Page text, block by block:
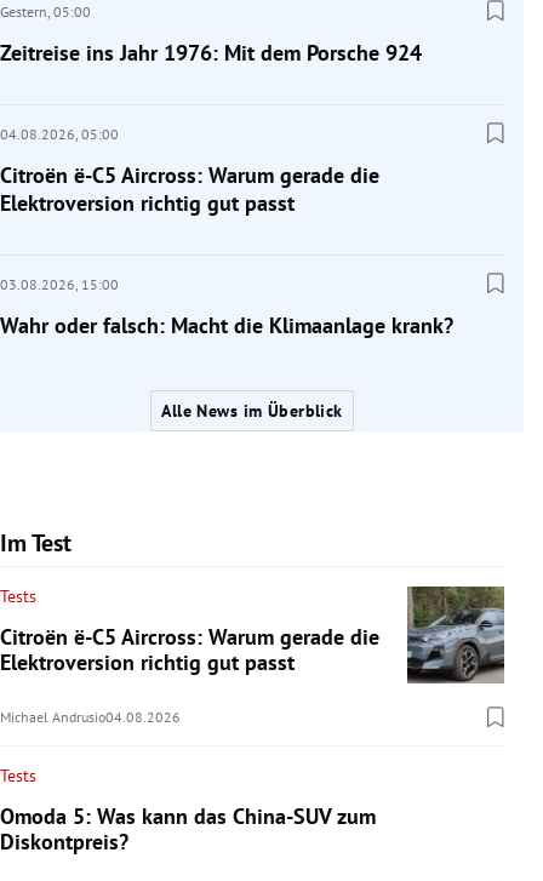
Gestern, 05:00
Zeitreise ins Jahr 1976: Mit dem Porsche 924
04.08.2026, 05:00
Citroën ë-C5 Aircross: Warum gerade die
Elektroversion richtig gut passt
03.08.2026, 15:00
Wahr oder falsch: Macht die Klimaanlage krank?
Alle News im Überblick
Im Test
Tests
Citroën ë-C5 Aircross: Warum gerade die
Elektroversion richtig gut passt
Michael Andrusio04.08.2026
Tests
Omoda 5: Was kann das China-SUV zum
Diskontpreis?